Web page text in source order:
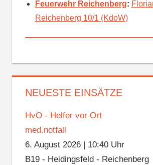
Feuerwehr Reichenberg:
Reichenberg 10/1 (KdoW)
NEUESTE EINSÄTZE
HvO - Helfer vor Ort
med.notfall
6. August 2026| 10:40 Uhr
B19 - Heidingsfeld - Reichenberg